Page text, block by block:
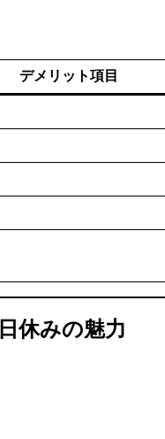
デメリット項目
休みの魅力